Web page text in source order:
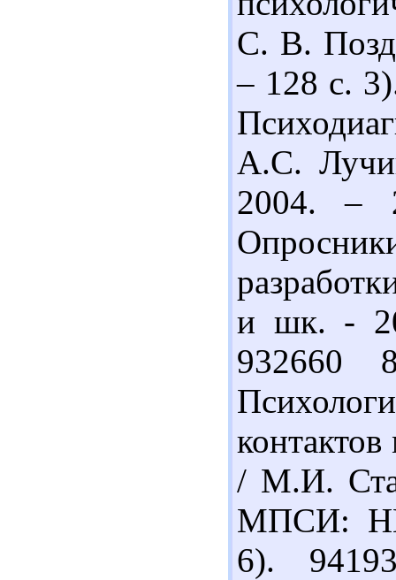
С. В.
– 128 с.
А.С.
2004. –
и шк. -
932660
/ М.И.
МПСИ:
6).